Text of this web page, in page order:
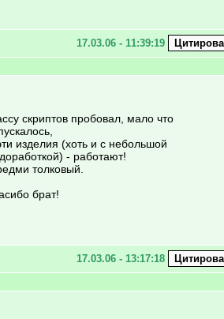
17.03.06 - 11:39:19
скриптов пробовал, мало что
изделия (хоть и с небольшой
- работают!
толковый.
брат!
17.03.06 - 13:17:18